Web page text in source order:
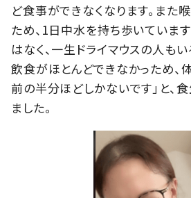
ど食事ができなくなります。また
ため、1日中水を持ち歩いていま
はなく、一生ドライマウスの人も
飲食がほとんどできなかっため、
前の半分ほどしかないです」と、
ました。